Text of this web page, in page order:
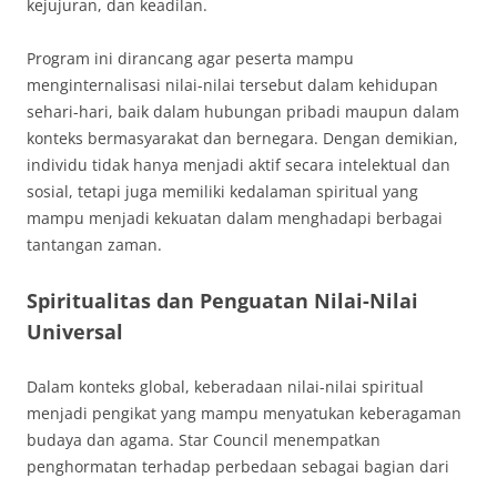
kejujuran, dan keadilan.
Program ini dirancang agar peserta mampu
menginternalisasi nilai-nilai tersebut dalam kehidupan
sehari-hari, baik dalam hubungan pribadi maupun dalam
konteks bermasyarakat dan bernegara. Dengan demikian,
individu tidak hanya menjadi aktif secara intelektual dan
sosial, tetapi juga memiliki kedalaman spiritual yang
mampu menjadi kekuatan dalam menghadapi berbagai
tantangan zaman.
Spiritualitas dan Penguatan Nilai-Nilai
Universal
Dalam konteks global, keberadaan nilai-nilai spiritual
menjadi pengikat yang mampu menyatukan keberagaman
budaya dan agama. Star Council menempatkan
penghormatan terhadap perbedaan sebagai bagian dari